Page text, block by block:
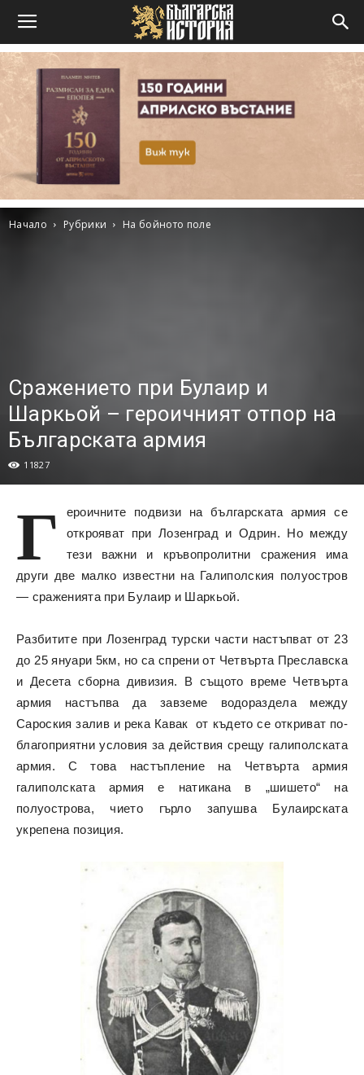
Начало Рубрики На бойното поле
Сражението при Булаир и
Шаркьой – героичният отпор на
Българската армия
11827
Г
ероичните подвизи на българската армия се
открояват при Лозенград и Одрин. Но между
тези важни и кръвопролитни сражения има
други две малко известни на Галиполския полуостров
— сраженията при Булаир и Шаркьой.
Разбитите при Лозенград турски части настъпват от 23
до 25 януари 5км, но са спрени от Четвърта Преславска
и Десета сборна дивизия. В същото време Четвърта
армия настъпва да завземе водораздела между
Сароския залив и река Кавак от където се откриват по-
благоприятни условия за действия срещу галиполската
армия. С това настъпление на Четвърта армия
галиполската армия е натикана в „шишето“ на
полуострова, чието гърло запушва Булаирската
укрепена позиция.